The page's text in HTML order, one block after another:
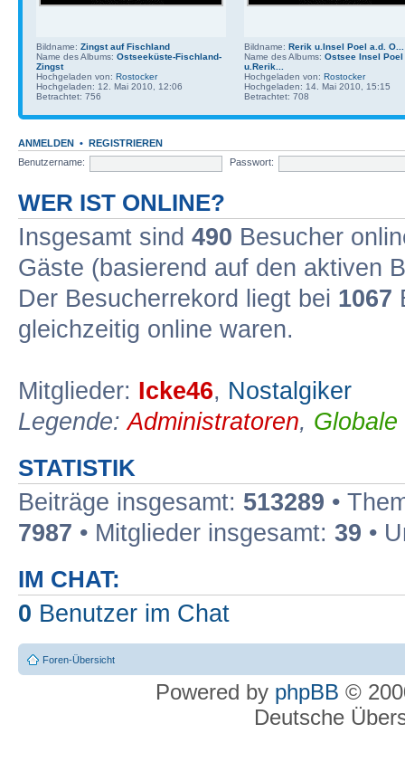
Bildname: Zingst auf Fischland
Name des Albums: Ostseeküste-Fischland-
Zingst
Hochgeladen von: Rostocker
Hochgeladen: 12. Mai 2010, 12:06
Betrachtet: 756
Bildname: Rerik u.Insel Poel a.d. O...
Name des Albums: Ostsee Insel Poel
u.Rerik...
Hochgeladen von: Rostocker
Hochgeladen: 14. Mai 2010, 15:15
Betrachtet: 708
ANMELDEN • REGISTRIEREN
Benutzername:
Passwort:
WER IST ONLINE?
Insgesamt sind 490 Besucher
Gäste (basierend auf den aktiven
Der Besucherrekord liegt bei 1067
gleichzeitig online waren.
Mitglieder: Icke46, Nostalgiker
Legende:Administratoren,
STATISTIK
Beiträge insgesamt: 513289 •
7987 • Mitglieder insgesamt: 39 •
IM CHAT:
0 Benutzer im Chat
Foren-Übersicht
Powered by phpBB ©
Deutsche